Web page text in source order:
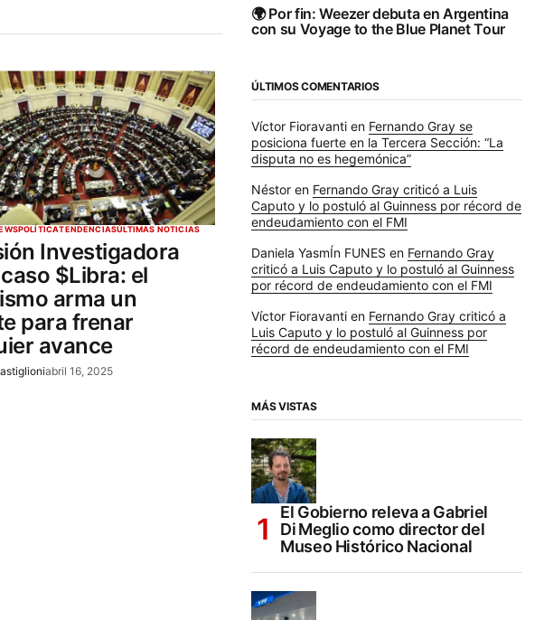
POLÍTICATENDENCIASÚLTIMAS NOTICIAS
Investigadora
$Libra: el
arma un
para frenar
avance
abril 16, 2025
🌍 Por fin: Weezer debuta en Argentina
con su Voyage to the Blue Planet Tour
ÚLTIMOS COMENTARIOS
Víctor Fioravanti en Fernando Gray se
posiciona fuerte en la Tercera Sección: “La
disputa no es hegemónica”
Néstor en Fernando Gray criticó a Luis
Caputo y lo postuló al Guinness por récord de
endeudamiento con el FMI
Daniela YasmÍn FUNES en Fernando Gray
criticó a Luis Caputo y lo postuló al Guinness
por récord de endeudamiento con el FMI
Víctor Fioravanti en Fernando Gray criticó a
Luis Caputo y lo postuló al Guinness por
récord de endeudamiento con el FMI
MÁS VISTAS
El Gobierno releva a Gabriel
Di Meglio como director del
Museo Histórico Nacional